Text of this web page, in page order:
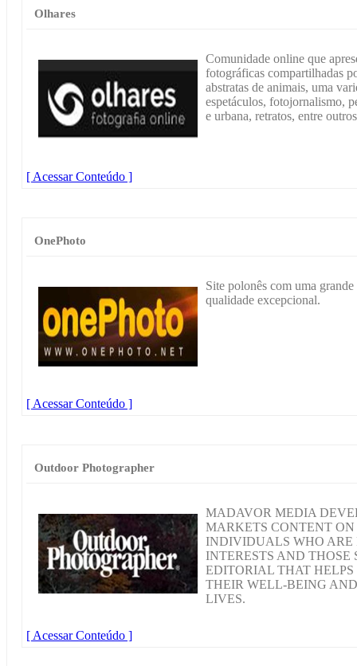
Olhares
Comunidade online que
fotográficas compartilhadas
abstratas de animais, uma
espetáculos, fotojornalismo,
e urbana, retratos, entre
[ Acessar Conteúdo ]
OnePhoto
Site polonês com uma
qualidade excepcional.
[ Acessar Conteúdo ]
Outdoor Photographer
MADAVOR MEDIA
MARKETS CONTENT
INDIVIDUALS WHO ARE
INTERESTS AND
EDITORIAL THAT
THEIR WELL-BEING
LIVES.
[ Acessar Conteúdo ]